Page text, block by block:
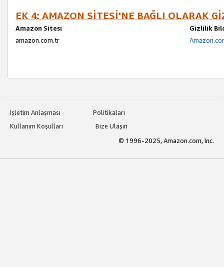
EK 4: AMAZON SİTESİ'NE BAĞLI OLARAK
Amazon Sitesi
Gizlilik
amazon.com.tr
İşletim Anlaşması
Politikaları
Kullanım Koşulları
Bize Ulaşın
© 1996-2025, Amazon.com, Inc.